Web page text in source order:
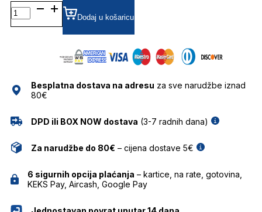
TH
1973/S
CGS
količina
Dodaj u košaricu
Besplatna dostava na adresu za sve narudžbe iznad
80€
DPD ili BOX NOW dostava (3-7 radnih dana)
Za narudžbe do 80€ – cijena dostave 5€
6 sigurnih opcija plaćanja – kartice, na rate, gotovina,
KEKS Pay, Aircash, Google Pay